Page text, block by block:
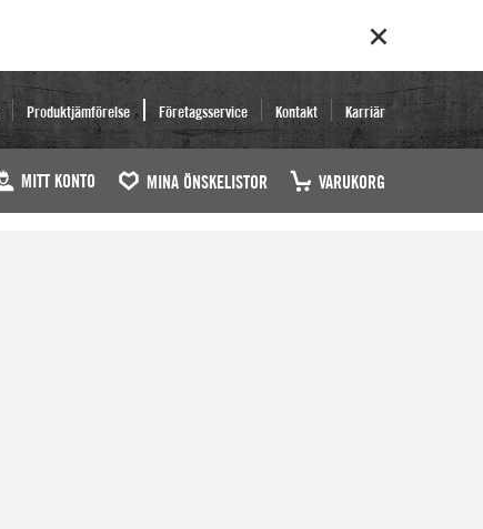
Produktjämförelse Företagsservice Kontakt Karriär
MITT KONTO MINA ÖNSKELISTOR VARUKORG